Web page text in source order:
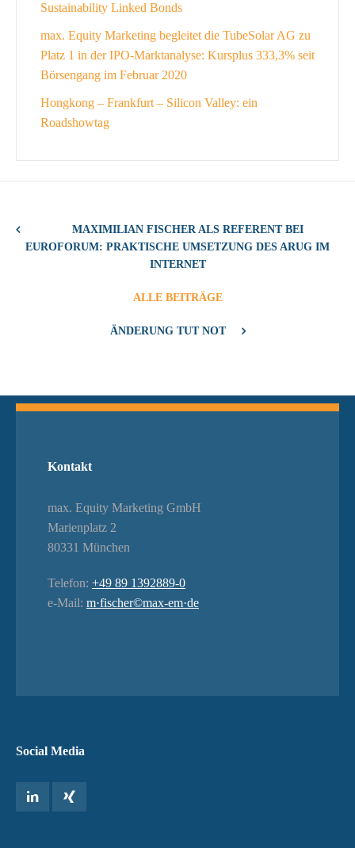
Sustainability Linked Bonds
max. Equity Marketing begleitet die TubeSolar AG zu
Platz 1 in der IPO-Marktanalyse: Kursplus 333,3% seit
Börsengang im Februar 2020
Hongkong – Frankfurt – Silicon Valley: ein
Roadshowtag
MAXIMILIAN FISCHER ALS REFERENT BEI
EUROFORUM: PRAKTISCHE UMSETZUNG DES ARUG IM
INTERNET
ALLE BEITRÄGE
ÄNDERUNG TUT NOT
Kontakt
max. Equity Marketing GmbH
Marienplatz 2
80331 München
Telefon: +49 89 1392889-0
e-Mail: m·fischer©max-em·de
Social Media